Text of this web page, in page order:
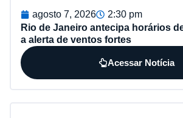
agosto 7, 2026
2:30 pm
Rio de Janeiro antecipa horários
a alerta de ventos fortes
Acessar Notícia